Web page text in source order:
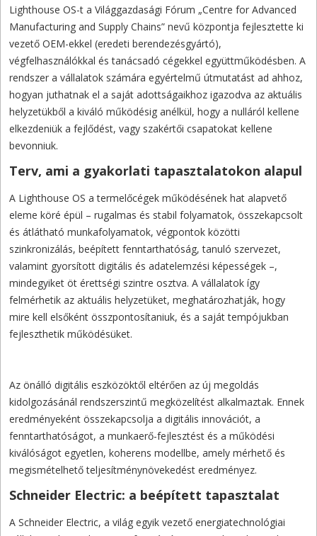
Lighthouse OS-t a Világgazdasági Fórum „Centre for Advanced
Manufacturing and Supply Chains” nevű központja fejlesztette ki
vezető OEM-ekkel (eredeti berendezésgyártó),
végfelhasználókkal és tanácsadó cégekkel együttműködésben. A
rendszer a vállalatok számára egyértelmű útmutatást ad ahhoz,
hogyan juthatnak el a saját adottságaikhoz igazodva az aktuális
helyzetükből a kiváló működésig anélkül, hogy a nulláról kellene
elkezdeniük a fejlődést, vagy szakértői csapatokat kellene
bevonniuk.
Terv, ami a gyakorlati tapasztalatokon alapul
A Lighthouse OS a termelőcégek működésének hat alapvető
eleme köré épül – rugalmas és stabil folyamatok, összekapcsolt
és átlátható munkafolyamatok, végpontok közötti
szinkronizálás, beépített fenntarthatóság, tanuló szervezet,
valamint gyorsított digitális és adatelemzési képességek –,
mindegyiket öt érettségi szintre osztva. A vállalatok így
felmérhetik az aktuális helyzetüket, meghatározhatják, hogy
mire kell elsőként összpontosítaniuk, és a saját tempójukban
fejleszthetik működésüket.
Az önálló digitális eszközöktől eltérően az új megoldás
kidolgozásánál rendszerszintű megközelítést alkalmaztak. Ennek
eredményeként összekapcsolja a digitális innovációt, a
fenntarthatóságot, a munkaerő-fejlesztést és a működési
kiválóságot egyetlen, koherens modellbe, amely mérhető és
megismételhető teljesítménynövekedést eredményez.
Schneider Electric: a beépített tapasztalat
A Schneider Electric, a világ egyik vezető energiatechnológiai